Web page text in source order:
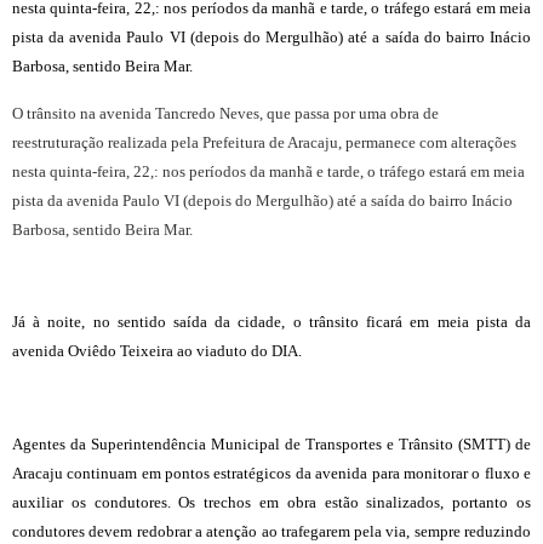
nesta quinta-feira, 22,: nos períodos da manhã e tarde, o tráfego estará em meia
pista da avenida Paulo VI (depois do Mergulhão) até a saída do bairro Inácio
Barbosa, sentido Beira Mar.
O trânsito na avenida Tancredo Neves, que passa por uma obra de
reestruturação realizada pela Prefeitura de Aracaju, permanece com alterações
nesta quinta-feira, 22,: nos períodos da manhã e tarde, o tráfego estará em meia
pista da avenida Paulo VI (depois do Mergulhão) até a saída do bairro Inácio
Barbosa, sentido Beira Mar.
Já à noite, no sentido saída da cidade, o trânsito ficará em meia pista da
avenida Oviêdo Teixeira ao viaduto do DIA.
Agentes da Superintendência Municipal de Transportes e Trânsito (SMTT) de
Aracaju continuam em pontos estratégicos da avenida para monitorar o fluxo e
auxiliar os condutores. Os trechos em obra estão sinalizados, portanto os
condutores devem redobrar a atenção ao trafegarem pela via, sempre reduzindo